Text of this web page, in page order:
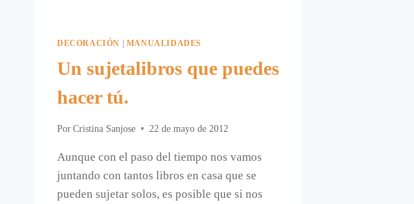
DECORACIÓN MANUALIDADES
Un sujetalibros que puedes
hacer tú.
Por Cristina Sanjose 22 de mayo de 2012
Aunque con el paso del tiempo nos vamos
juntando con tantos libros en casa que se
pueden sujetar solos, es posible que si nos